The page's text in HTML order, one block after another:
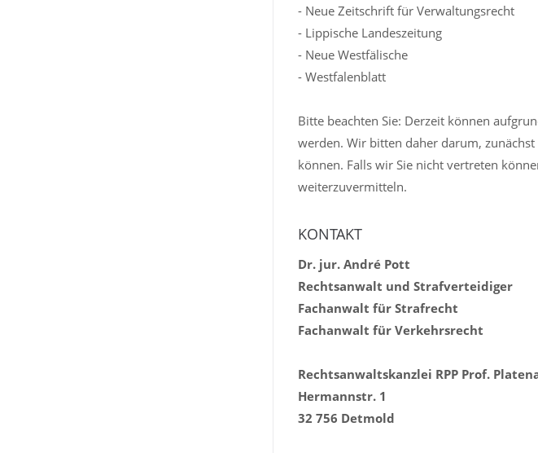
- Neue Zeitschrift für Verwaltungsrecht
- Lippische Landeszeitung
- Neue Westfälische
- Westfalenblatt
Bitte beachten Sie: Derzeit können
werden. Wir bitten daher darum,
können. Falls wir Sie nicht vertreten
weiterzuvermitteln.
KONTAKT
Dr. jur. André Pott
Rechtsanwalt und Strafverteidiger
Fachanwalt für Strafrecht
Fachanwalt für Verkehrsrecht
Rechtsanwaltskanzlei RPP Prof.
Hermannstr. 1
32 756 Detmold